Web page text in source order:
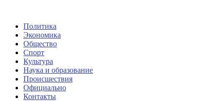
Политика
Экономика
Общество
Спорт
Культура
Наука и образование
Происшествия
Официально
Контакты